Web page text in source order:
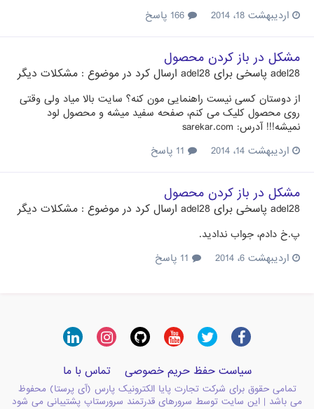
اردیبهشت 18، 2014
مشکل در باز کردن محصول
adel28 پاسخی برای adel28 ارسال کرد در موضوع : مشکلات دیگر
از دوستان کسی نیست راهنمایی مون کنه؟ سایت بالا میاد ولی وقتی
روی محصول کلیک می کنم، صفحه سفید میشه و محصول لود
نمیشه!!! آدرس: sarekar.com
اردیبهشت 14، 2014
مشکل در باز کردن محصول
adel28 پاسخی برای adel28 ارسال کرد در موضوع : مشکلات دیگر
پ.خ دادم، جواب ندادید.
اردیبهشت 6، 2014
سیاست حفظ حریم خصوصی تماس با ما
تمامی حقوق برای شرکت تجارت پایا الکترونیک پارس (آی پرستا) محفوظ
می باشد | این سایت توسط سرورهای قدرتمند سرورستاپ پشتیبانی می شود